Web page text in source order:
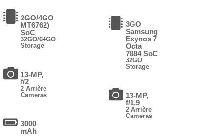
2GO/4GO
MT6762)
SoC
32GO/64GO
Storage
13-MP,
f/2
2 Arrière
Cameras
3000
mAh
3GO
Samsung
Exynos 7
Octa
7884 SoC
32GO
Storage
13-MP,
f/1.9
2 Arrière
Cameras